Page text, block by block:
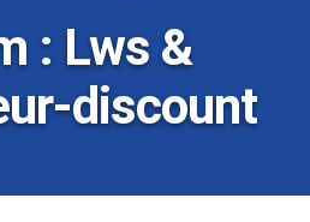
: Lws &
discount